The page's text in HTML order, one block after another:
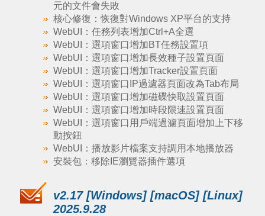
元的文件會失敗
核心修復：恢復對Windows XP平台的支持
WebUI：任務列表增加Ctrl+A全選
WebUI：選項窗口增加BT任務設置項
WebUI：選項窗口增加長效種子設置頁面
WebUI：選項窗口增加Tracker設置頁面
WebUI：選項窗口IP過濾器頁面改為Tab布局
WebUI：選項窗口增加磁碟快取設置頁面
WebUI：選項窗口增加時段限速設置頁面
WebUI：選項窗口用戶端過濾頁面增加上下移
動按鈕
WebUI：播放影片檔案支持調用本地播放器
安裝包：移除IE瀏覽器插件選項
v2.17 [Windows] [macOS] [Linux]
2025.9.28